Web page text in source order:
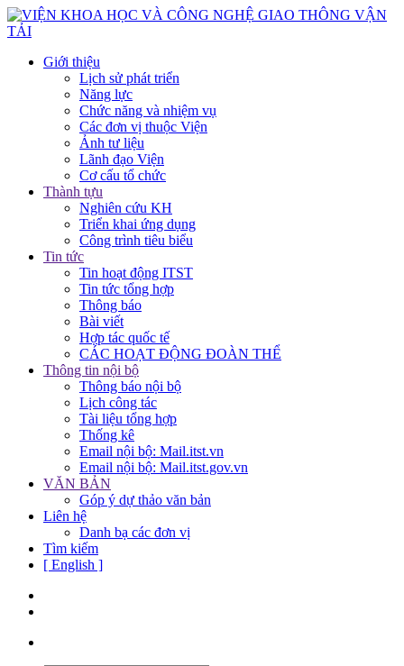
Giới thiệu
Lịch sử phát triển
Năng lực
Chức năng và nhiệm vụ
Các đơn vị thuộc Viện
Ảnh tư liệu
Lãnh đạo Viện
Cơ cấu tổ chức
Thành tựu
Nghiên cứu KH
Triển khai ứng dụng
Công trình tiêu biểu
Tin tức
Tin hoạt động ITST
Tin tức tổng hợp
Thông báo
Bài viết
Hợp tác quốc tế
CÁC HOẠT ĐỘNG ĐOÀN THỂ
Thông tin nội bộ
Thông báo nội bộ
Lịch công tác
Tài liệu tổng hợp
Thống kê
Email nội bộ: Mail.itst.vn
Email nội bộ: Mail.itst.gov.vn
VĂN BẢN
Góp ý dự thảo văn bản
Liên hệ
Danh bạ các đơn vị
Tìm kiếm
[ English ]